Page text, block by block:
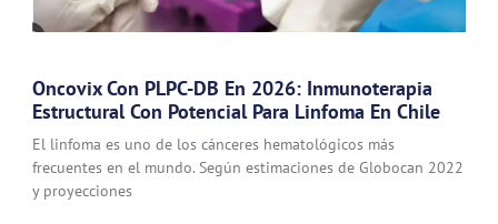
Oncovix Con PLPC-DB En 2026: Inmunoterapia
Estructural Con Potencial Para Linfoma En Chile
El linfoma es uno de los cánceres hematológicos más
frecuentes en el mundo. Según estimaciones de Globocan 2022
y proyecciones